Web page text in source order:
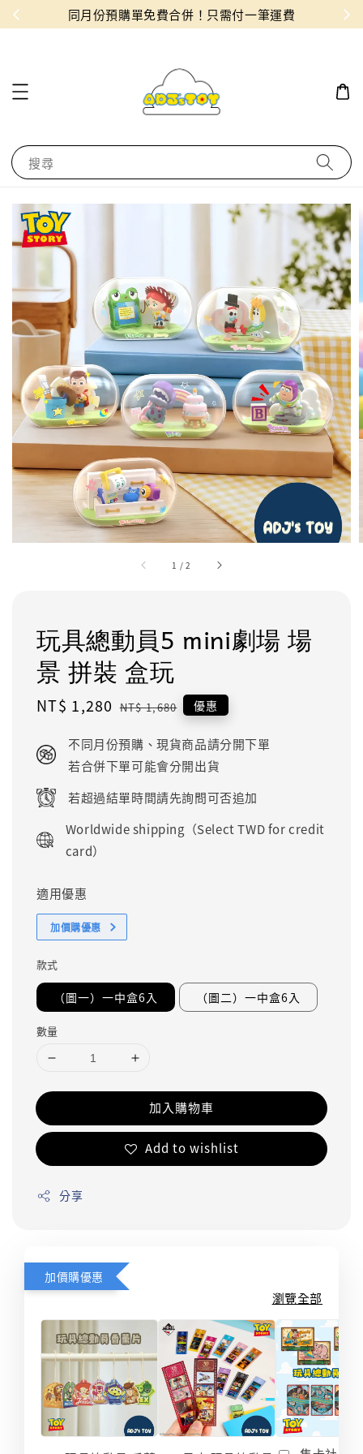
！ 同月份預購單免費合併！只需付一筆運費
搜尋
1 /2
玩具總動員5 mini劇場 場
景 拼裝 盒玩
Sale
NT$ 1,280 Regular
NT$ 1,680 優惠
不同月份預購、現貨商品請分開下單
若合併下單可能會分開出貨
若超過結單時間請先詢問可否追加
Worldwide shipping（Select TWD for credit
card）
適用優惠
加價購優惠
款式
（圖一）一中盒6入 （圖二）一中盒6入
數量
加入購物車
Add to wishlist
分享
加價購優惠
瀏覽全部